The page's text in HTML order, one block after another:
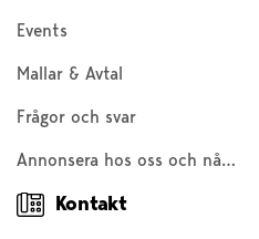
Events
Mallar & Avtal
Frågor och svar
Annonsera hos oss och nå 200 000 företagare och entreprenörer
Kontakt